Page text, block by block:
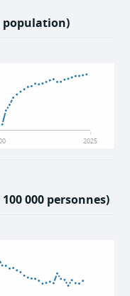
population)
2025
000 personnes)